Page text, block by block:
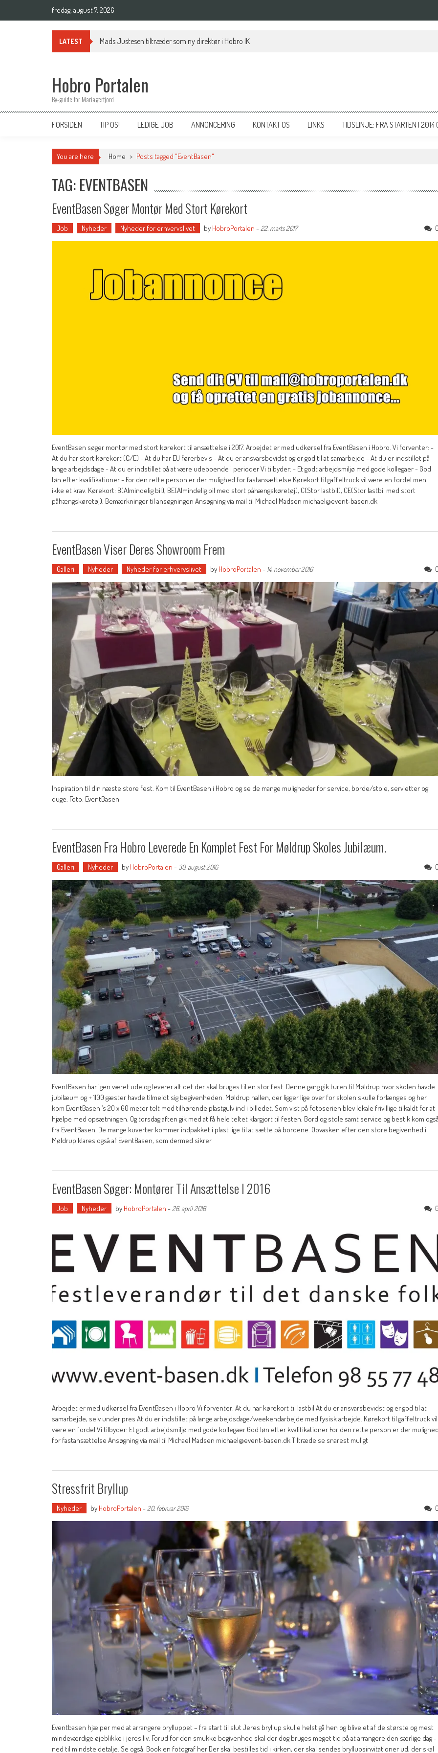
fredag, august 7, 2026
LATEST Mads Justesen tiltræder som ny direktør i Hobro IK
Hobro Portalen
By-guide for Mariagerfjord
FORSIDEN TIP OS! LEDIGE JOB ANNONCERING KONTAKT OS LINKS TIDSLINJE: FRA STARTEN I 2014
You are here Home > Posts tagged "EventBasen"
TAG: EVENTBASEN
EventBasen Søger Montør Med Stort Kørekort
Job Nyheder Nyheder for erhvervslivet by HobroPortalen - 22. marts 2017
EventBasen søger montør med stort kørekort til ansættelse i 2017. Arbejdet er med udkørsel fra EventBasen i Hobro. Vi forventer: -
At du har stort kørekort (C/E) - At du har EU førerbevis - At du er ansvarsbevidst og er god til at samarbejde - At du er indstillet på
lange arbejdsdage - At du er indstillet på at være udeboende i perioder Vi tilbyder: - Et godt arbejdsmiljø med gode kollegaer - God
løn efter kvalifikationer - For den rette person er der mulighed for fastansættelse Kørekort til gaffeltruck vil være en fordel men
ikke et krav. Kørekort: B(Almindelig bil), BE(Almindelig bil med stort påhængskøretøj), C(Stor lastbil), CE(Stor lastbil med stort
påhængskøretøj), Bemærkninger til ansøgningen Ansøgning via mail til Michael Madsen michael@event-basen.dk
EventBasen Viser Deres Showroom Frem
Galleri Nyheder Nyheder for erhvervslivet by HobroPortalen - 14. november 2016
Inspiration til din næste store fest. Kom til EventBasen i Hobro og se de mange muligheder for service, borde/stole, servietter og
duge. Foto: EventBasen
EventBasen Fra Hobro Leverede En Komplet Fest For Møldrup Skoles Jubilæum.
Galleri Nyheder by HobroPortalen - 30. august 2016
EventBasen har igen været ude og leverer alt det der skal bruges til en stor fest. Denne gang gik turen til Møldrup hvor skolen havde
jubilæum og + 1100 gæster havde tilmeldt sig begivenheden. Møldrup hallen, der ligger lige over for skolen skulle forlænges og her
kom EventBasen ’s 20 x 60 meter telt med tilhørende plastgulv ind i billedet. Som vist på fotoserien blev lokale frivillige tilkaldt for at
hjælpe med opsætningen. Og torsdag aften gik med at få hele teltet klargjort til festen. Bord og stole samt service og bestik kom
fra EventBasen. De mange kuverter kommer indpakket i plast lige til at sætte på bordene. Opvasken efter den store begivenhed i
Møldrup klares også af EventBasen, som dermed sikrer
EventBasen Søger: Montører Til Ansættelse I 2016
Job Nyheder by HobroPortalen - 26. april 2016
Arbejdet er med udkørsel fra EventBasen i Hobro Vi forventer: At du har kørekort til lastbil At du er ansvarsbevidst og er god til at
samarbejde, selv under pres At du er indstillet på lange arbejdsdage/weekendarbejde med fysisk arbejde. Kørekort til gaffeltruck vil
være en fordel Vi tilbyder: Et godt arbejdsmiljø med gode kollegaer God løn efter kvalifikationer For den rette person er der
for fastansættelse Ansøgning via mail til Michael Madsen michael@event-basen.dk Tiltrædelse snarest muligt
Stressfrit Bryllup
Nyheder by HobroPortalen - 20. februar 2016
Eventbasen hjælper med at arrangere brylluppet – fra start til slut Jeres bryllup skulle helst gå hen og blive et af de største og mest
mindeværdige øjeblikke i jeres liv. Forud for den smukke begivenhed skal der dog bruges meget tid på at arrangere den særlige dag -
ned til mindste detalje. Se også: Book en fotograf her Der skal bestilles tid i kirken, der skal sendes bryllupsinvitationer ud, der skal